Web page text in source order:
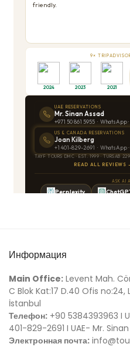
Информация
Main Office: Levent Mah.
C Blok Kat:17 D.40 Ofis
İstanbul
Телефон: +90 5384393963 I
401-829-2691 I UAE- Mr.
Электронная почта: